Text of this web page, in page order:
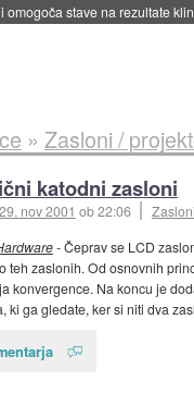
omogoča stave na rezultate
» Zasloni /
katodni zasloni
29. nov 2001 ob 22:06
- Čeprav se LCD
teh zaslonih. Od osnovnih
konvergence. Na koncu je
ki ga gledate, ker si niti dva